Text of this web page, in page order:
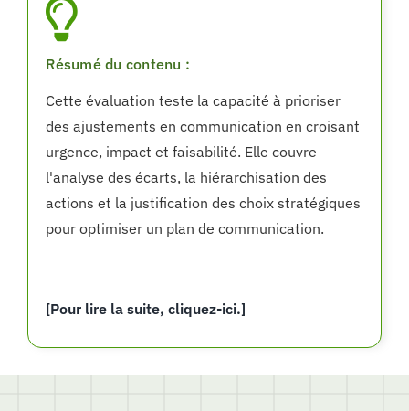
Résumé du contenu :
Cette évaluation teste la capacité à prioriser
des ajustements en communication en croisant
urgence, impact et faisabilité. Elle couvre
l'analyse des écarts, la hiérarchisation des
actions et la justification des choix stratégiques
pour optimiser un plan de communication.
[Pour lire la suite, cliquez-ici.]